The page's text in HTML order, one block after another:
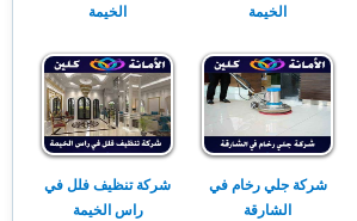
الخيمة
الخيمة
شركة جلي رخام في
الشارقة
شركة تنظيف فلل في
راس الخيمة